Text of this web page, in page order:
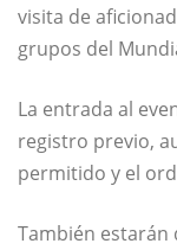
visita de
grupos del
La entrada al
registro previo,
permitido y el
También estarán